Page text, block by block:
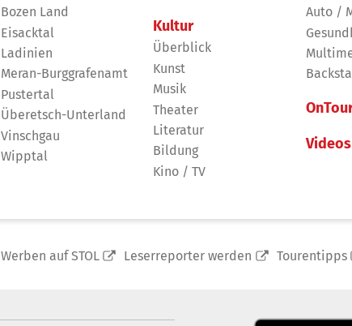
Bozen Land
Eisacktal
Ladinien
Meran-Burggrafenamt
Pustertal
Überetsch-Unterland
Vinschgau
Wipptal
Kultur
Überblick
Kunst
Musik
Theater
Literatur
Bildung
Kino / TV
Auto /
Videos
Werben auf STOL Leserreporter werden Tourentipps